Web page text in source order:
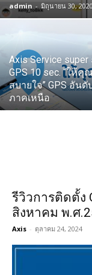
admin - มิถุนายน 30,
Axis Service super
GPS 10 sec. “ให้คุ
สบายใจ” GPS อันดั
ภาคเหนือ
รีวิวการติดตั้ง
สิงหาคม พ.ศ
Axis - ตุลาคม 24, 2024